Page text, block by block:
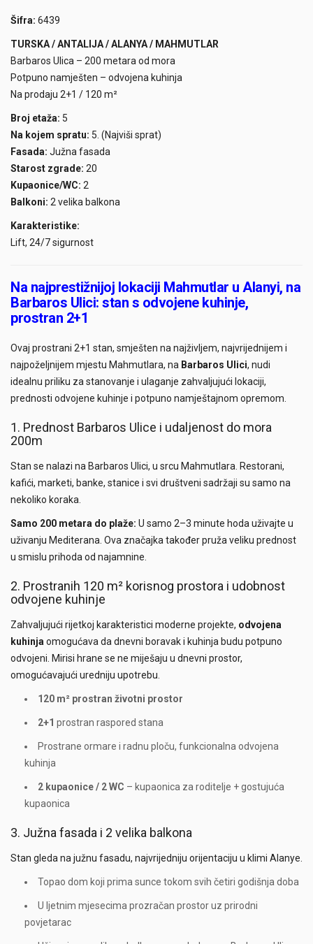
Šifra: 6439
TURSKA / ANTALIJA / ALANYA / MAHMUTLAR
Barbaros Ulica – 200 metara od mora
Potpuno namješten – odvojena kuhinja
Na prodaju 2+1 / 120 m²
Broj etaža: 5
Na kojem spratu: 5. (Najviši sprat)
Fasada: Južna fasada
Starost zgrade: 20
Kupaonice/WC: 2
Balkoni: 2 velika balkona
Karakteristike:
Lift, 24/7 sigurnost
Na najprestižnijoj lokaciji Mahmutlar u Alanyi, na
Barbaros Ulici: stan s odvojene kuhinje,
prostran 2+1
Ovaj prostrani 2+1 stan, smješten na najživljem, najvrijednijem i
najpoželjnijem mjestu Mahmutlara, na Barbaros Ulici, nudi
idealnu priliku za stanovanje i ulaganje zahvaljujući lokaciji,
prednosti odvojene kuhinje i potpuno namještajnom opremom.
1. Prednost Barbaros Ulice i udaljenost do mora
200m
Stan se nalazi na Barbaros Ulici, u srcu Mahmutlara. Restorani,
kafići, marketi, banke, stanice i svi društveni sadržaji su samo na
nekoliko koraka.
Samo 200 metara do plaže: U samo 2–3 minute hoda uživajte u
uživanju Mediterana. Ova značajka također pruža veliku prednost
u smislu prihoda od najamnine.
2. Prostranih 120 m² korisnog prostora i udobnost
odvojene kuhinje
Zahvaljujući rijetkoj karakteristici moderne projekte, odvojena
kuhinja omogućava da dnevni boravak i kuhinja budu potpuno
odvojeni. Mirisi hrane se ne miješaju u dnevni prostor,
omogućavajući uredniju upotrebu.
120 m² prostran životni prostor
2+1 prostran raspored stana
Prostrane ormare i radnu ploču, funkcionalna odvojena
kuhinja
2 kupaonice / 2 WC – kupaonica za roditelje + gostujuća
kupaonica
3. Južna fasada i 2 velika balkona
Stan gleda na južnu fasadu, najvrijedniju orijentaciju u klimi Alanye.
Topao dom koji prima sunce tokom svih četiri godišnja doba
U ljetnim mjesecima prozračan prostor uz prirodni
povjetarac